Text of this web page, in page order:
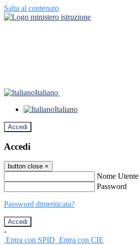
Salta al contenuto
Italiano
Italiano
Accedi
Accedi
button close ×
Nome Utente
Password
Password dimenticata?
-
Entra con SPID Entra con CIE